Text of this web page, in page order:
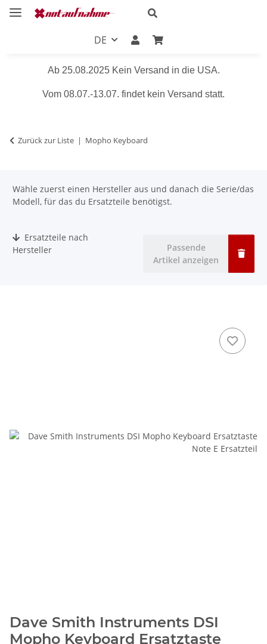
DE
Ab 25.08.2025 Kein Versand in die USA.
Vom 08.07.-13.07. findet kein Versand statt.
Zurück zur Liste Mopho Keyboard
Wähle zuerst einen Hersteller aus und danach die Serie/das
Modell, für das du Ersatzteile benötigst.
Ersatzteile nach
Hersteller
Passende
Artikel anzeigen
Dave Smith Instruments DSI
Mopho Keyboard Ersatztaste